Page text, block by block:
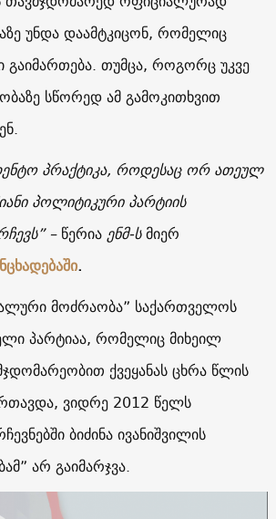
უნდა დაამტკიცონ, რომელიც
გაიმართება. თუმცა, როგორც უკვე
სწორედ ამ გამოკითხვით
პრაქტიკა, როდესაც ორ ათეულ
პოლიტიკური პარტიის
–წერიაენმ-სმიერ
.
მოძრაობა” საქართველოს
პარტიაა, რომელიც მიხეილ
ქვეყანას ცხრა წლის
ვიდრე 2012 წელს
ბიძინა ივანიშვილის
არ გაიმარჯვა.